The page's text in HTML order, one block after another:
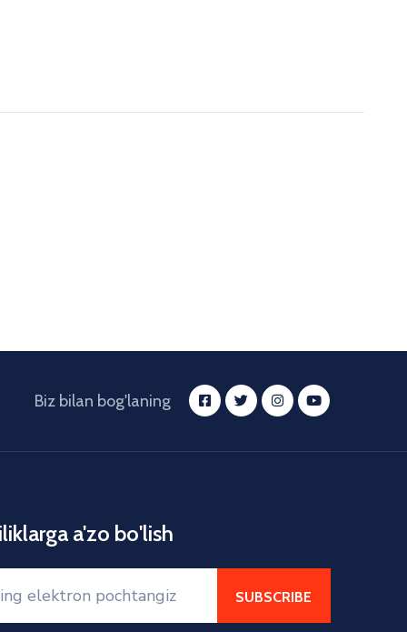
Biz bilan bog'laning
a'zo bo'lish